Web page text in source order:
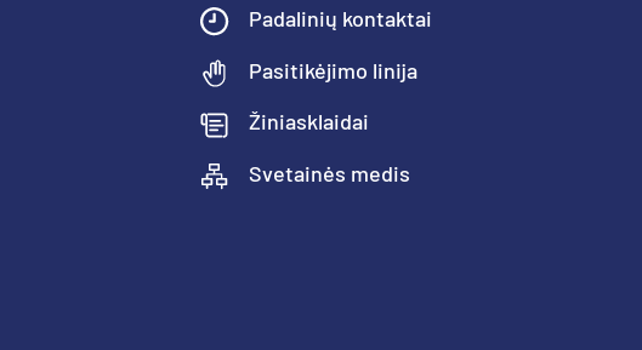
Padalinių kontaktai
Pasitikėjimo linija
Žiniasklaidai
Svetainės medis